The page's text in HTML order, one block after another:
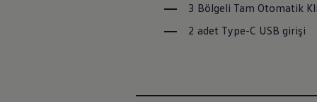
3 Bölgeli Tam Otomatik
2 adet Type-C USB girişi